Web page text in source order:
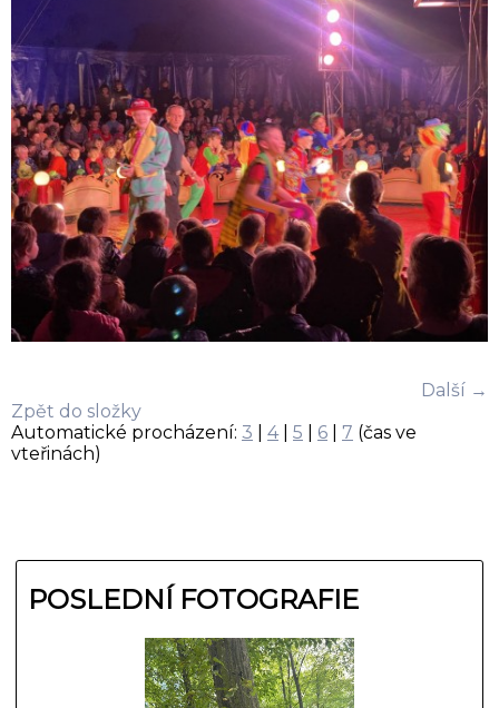
Další →
Zpět do složky
Automatické procházení: 3 4| 5 6 7 (čas ve
vteřinách)
POSLEDNÍ FOTOGRAFIE